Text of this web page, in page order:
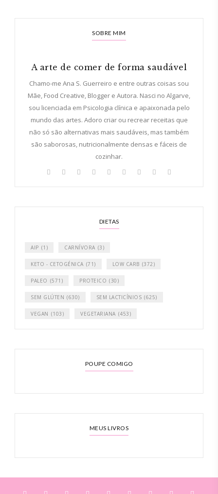
SOBRE MIM
A arte de comer de forma saudável
Chamo-me Ana S. Guerreiro e entre outras coisas sou
Mãe, Food Creative, Blogger e Autora. Nasci no Algarve,
sou licenciada em Psicologia clínica e apaixonada pelo
mundo das artes. Adoro criar ou recrear receitas que
não só são alternativas mais saudáveis, mas também
são saborosas, nutricionalmente densas e fáceis de
cozinhar.
DIETAS
AIP (1) CARNÍVORA (3)
KETO - CETOGÉNICA (71) LOW CARB (372)
PALEO (571) PROTEICO (30)
SEM GLÚTEN (630) SEM LACTICÍNIOS (625)
VEGAN (103) VEGETARIANA (453)
POUPE COMIGO
MEUS LIVROS